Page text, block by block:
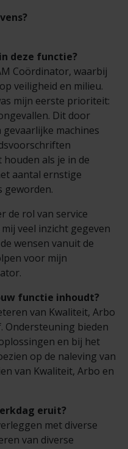
deze functie?
Coördinator, waarbij
veiligheid en milieu.
mijn eerste prioriteit:
Dit door
machines
als je in de
aantal ernstige
geworden.
de rol van service
veel inzicht gegeven
wensen vanuit de
voor mijn
functie inhoudt?
van Kwaliteit, Arbo
Ondersteuning bieden
en bij het
op de naleving van
van Kwaliteit, Arbo en
eruit?
met diverse
van diverse